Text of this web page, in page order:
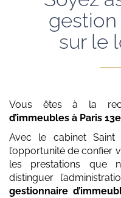
gestion
sur le
Vous êtes à la
d’immeubles à Paris
Avec le cabinet
l’opportunité de confier
les prestations que
distinguer
gestionnaire